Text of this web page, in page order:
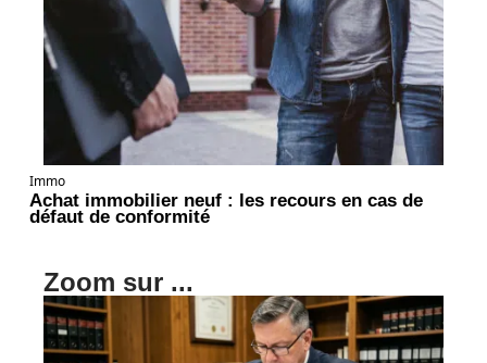
Immo
Achat immobilier neuf : les recours en cas de
défaut de conformité
Zoom sur ...